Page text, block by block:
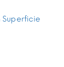
Superficie